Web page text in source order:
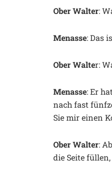
Ober Walter:
Menasse: Das
Ober Walter:
Menasse: Er
nach fast
Sie mir einen
Ober Walter:
die Seite